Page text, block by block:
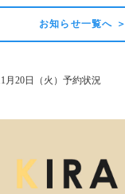
お知らせ一覧へ ＞
月20日（火）予約状況